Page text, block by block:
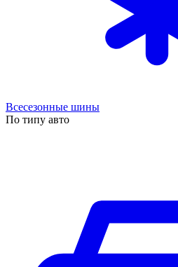
Всесезонные шины
По типу авто